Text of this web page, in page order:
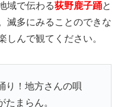
域で伝わる荻野鹿子踊と
滅多にみることのできな
しんで観てください。
り！地方さんの唄
まらん。